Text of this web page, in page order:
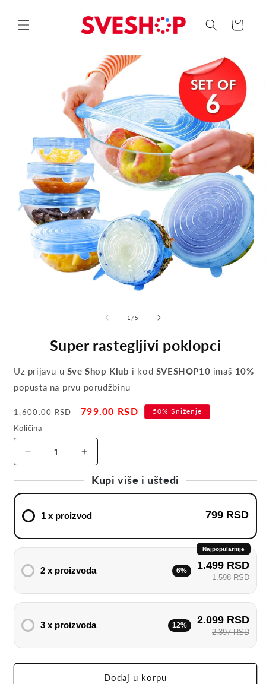
content
Korpa
1 /of5
Super rastegljivi poklopci
Uz prijavu u Sve Shop Klub i kod SVESHOP10 imaš 10%
popusta na prvu porudžbinu
Regular
price
1,600.00 RSD
Sale
799.00 RSD 50% Sniženje
Količina
Decrease
quantity
for
Super
rastegljivi
poklopci
Increase
quantity
for
Super
poklopci
Kupi više i uštedi
1 x proizvod 799 RSD
Najpopularnije
2 x proizvoda 6% 1.499 RSD
1.598 RSD
3 x proizvoda 12% 2.099 RSD
2.397 RSD
Dodaj u korpu